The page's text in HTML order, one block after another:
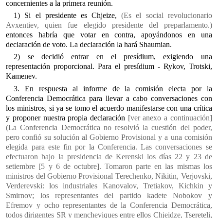
concernientes a la primera reunión.
1) Si el presidente es Chjeize,(Es el social revolucionario
Avxentiev, quien fue elegido presidente del preparlamento.)
entonces habría que votar en contra, apoyándonos en una
declaración de voto. La declaración la hará Shaumian.
2) se decidió entrar en el presídium, exigiendo una
representación proporcional. Para el presídium - Rykov, Trotski,
Kamenev.
3. En respuesta al informe de la comisión electa por la
Conferencia Democrática para llevar a cabo conversaciones con
los ministros, si ya se tomo el acuerdo manifestarse con una crítica
y proponer nuestra propia declaración [ver anexo a continuación]
(La Conferencia Democrática no resolvió la cuestión del poder,
pero confió su solución al Gobierno Provisional y a una comisión
elegida para este fin por la Conferencia. Las conversaciones se
efectuaron bajo la presidencia de Kerenski los días 22 y 23 de
setiembre [5 y 6 de octubre]. Tomaron parte en las mismas los
ministros del Gobierno Provisional Terechenko, Nikitin, Verjovski,
Verderevski: los industriales Kanovalov, Tretiakov, Kichkin y
Smirnov; los representantes del partido kadete Nobokov y
Efremov y ocho representantes de la Conferencia Democrática,
todos dirigentes SR y mencheviques entre ellos Chjeidze, Tsereteli,